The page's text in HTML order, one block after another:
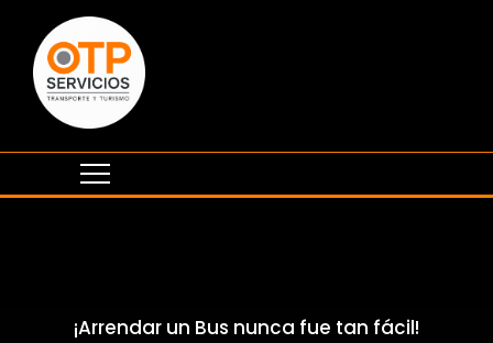
¡Arrendar un Bus nunca fue tan fácil!